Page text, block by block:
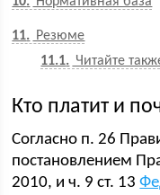
11
Резюме
11.1
Читайте
Кто платит и
Согласно п. 26
постановлением
2010, и ч. 9 ст. 13